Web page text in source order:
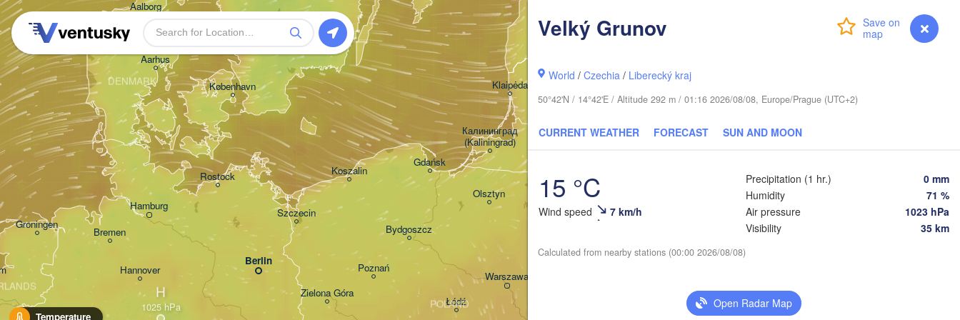
myVentusky Forecast
Velký Grunov
World /Czechia / Liberecký kraj
50°42'N / 14°42'E / Altitude 292 m / 01:16 2026/08/08, Europe/Prague (UTC+2)
CURRENT WEATHER FORECAST SUN AND MOON
15 °C
Wind speed 7 km/h
Precipitation (1 hr.)
0 mm
Humidity
71 %
Air pressure
1023 hPa
Visibility
35 km
Calculated from nearby stations (00:00 2026/08/08)
Open Radar Map
Temperature
Aarhus
Aalborg
DENMARK
Hamburg
Bremen
Hannover
Groningen
Berlin
Warszawa
København
Łódź
Poznań
Rostock
Olsztyn
Koszalin
Klaipėda
Zielona Góra
Szczecin
Gdańsk
Калининград
(Kaliningrad)
Bydgoszcz
POLAND
Daugavpils
Šiauliai
LATVIA
Бабруйск
(Babrujsk)
(Salihorsk)
Гродна
(Hrodna)
Віцебск
Магілёў
(Mahilioŭ)
BELARUS
Брянск
(Bryansk)
H